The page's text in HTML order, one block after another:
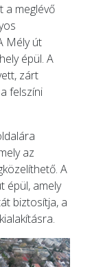
a meglévő
Mély út
épül. A
zárt
felszíni
az
A
épül, amely
biztosítja, a